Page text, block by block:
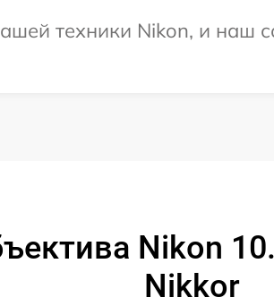
техники Nikon, и наш
Nikon
Nikkor